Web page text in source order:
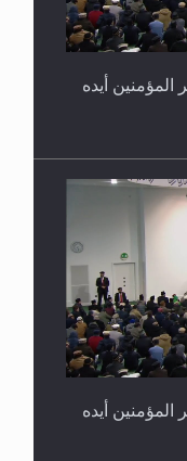
أيده
أيده